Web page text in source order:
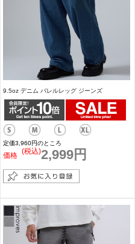
9.5oz デニム バレルレッグ ジーンズ
定価3,960円のところ
価格 2,999円
(税込)